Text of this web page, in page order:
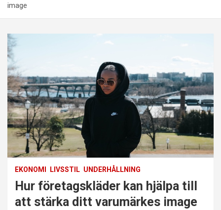
image
EKONOMI LIVSSTIL UNDERHÅLLNING
Hur företagskläder kan hjälpa till
att stärka ditt varumärkes image